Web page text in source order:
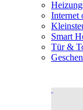
Internet
Smart
Tür &